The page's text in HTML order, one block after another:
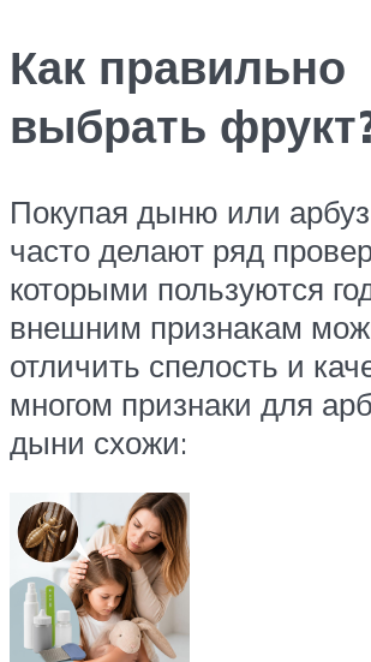
Как правильно
выбрать
Покупая дыню или
часто делают ряд
которыми пользуются
внешним признакам
отличить спелость и
многом признаки для
дыни схожи: